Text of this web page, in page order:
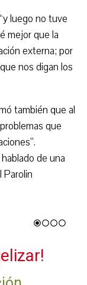
luego no tuve
mejor que la
externa; por
nos digan los
también que al
que
de una
Parolin